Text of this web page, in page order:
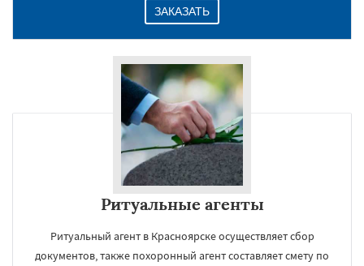
ЗАКАЗАТЬ
Ритуальные агенты
Ритуальный агент в Красноярске осуществляет сбор
документов, также похоронный агент составляет смету по